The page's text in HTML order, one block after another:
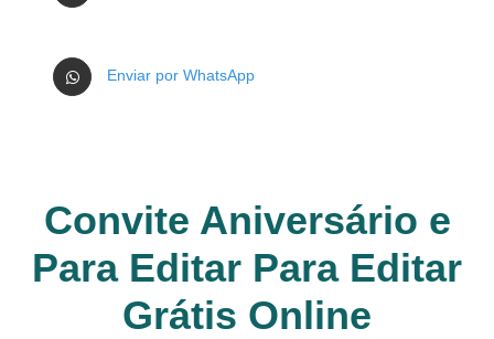
Enviar por WhatsApp
Convite Aniversário e
Para Editar Para Editar
Grátis Online